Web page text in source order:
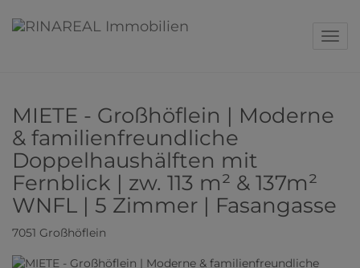
MIETE - Großhöflein | Moderne
& familienfreundliche
Doppelhaushälften mit
Fernblick | zw. 113 m² & 137m²
WNFL | 5 Zimmer | Fasangasse
7051 Großhöflein